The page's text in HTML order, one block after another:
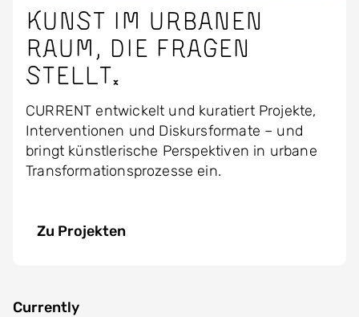
Kunst im urbanen
Raum, die Fragen
stellt.
CURRENT entwickelt und kuratiert Projekte,
Interventionen und Diskursformate – und
bringt künstlerische Perspektiven in urbane
Transformationsprozesse ein.
Zu Projekten
Currently